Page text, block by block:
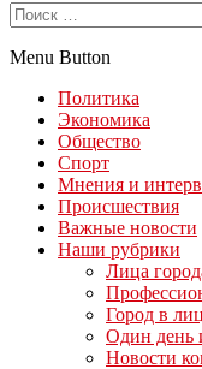
Menu Button
Политика
Экономика
Общество
Спорт
Мнения и
Происшествия
Важные новости
Наши рубрики
Лица
Город в
Один день
Новости